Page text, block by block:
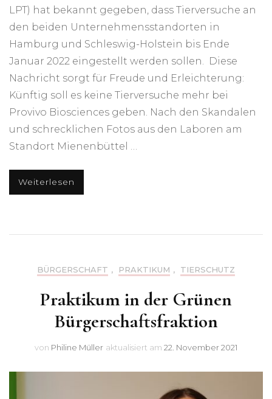
LPT) hat bekannt gegeben, dass Tierversuche an
den beiden Unternehmensstandorten in
Hamburg und Schleswig-Holstein bis Ende
Januar 2022 eingestellt werden sollen. Diese
Nachricht sorgt für Freude und Erleichterung:
Künftig soll es keine Tierversuche mehr bei
Provivo Biosciences geben. Nach den Skandalen
und schrecklichen Fotos aus den Laboren am
Standort Mienenbüttel …
Weiterlesen
BÜRGERSCHAFT , PRAKTIKUM , TIERSCHUTZ
Praktikum in der Grünen
Bürgerschaftsfraktion
von Philine Müller aktualisiert am 22. November 2021